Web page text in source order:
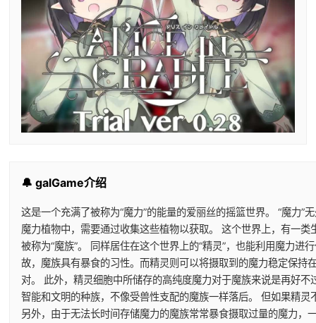
🔔 galGame介绍
这是一个充满了被称为“魔力”的能量的爱丽丝的摇篮世界。 “魔力
魔力植物中，需要通过收集这些植物以获取。 这个世界上，有一
被称为“魔族”。 同样居住在这个世界上的“精灵”，也能利用魔力
故，魔族具有暴食的习性。而精灵则可以将摄取到的魔力稳定保
对。 此外，精灵细胞中所储存的高纯度魔力对于魔族来说是再好
智能和文明的种族，不像受兽性支配的魔族一样落后。 但如果精
另外，由于无法长时间存储魔力的魔族常常暴食摄取过量的魔力